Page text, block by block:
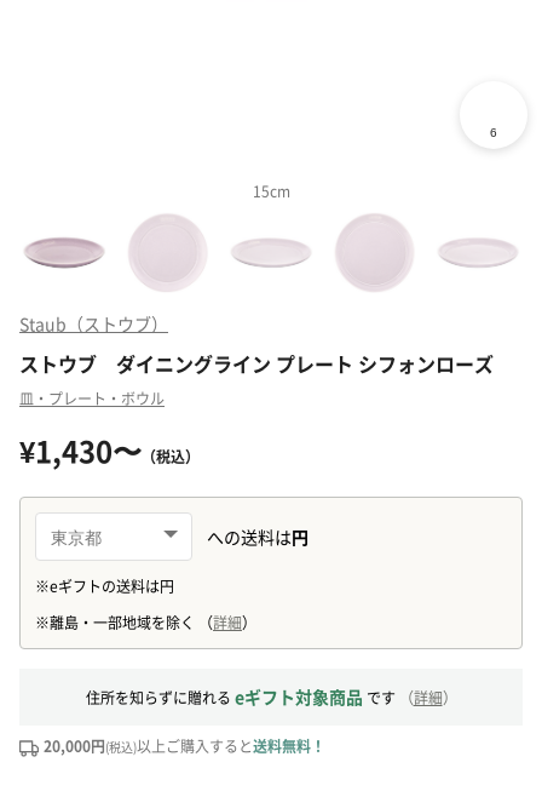
15cm
Staub（ストウブ）
ストウブ ダイニングライン プレート シフォンローズ
皿・プレート・ボウル
¥1,430〜 （税込）
住所を知らずに贈れる eギフト対象商品 です （詳細）
20,000円(税込)以上ご購入すると送料無料！